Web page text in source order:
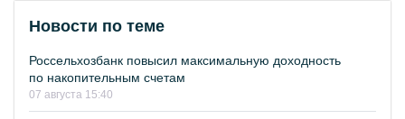
Новости по теме
Россельхозбанк повысил максимальную доходность
по накопительным счетам
07 августа 15:40